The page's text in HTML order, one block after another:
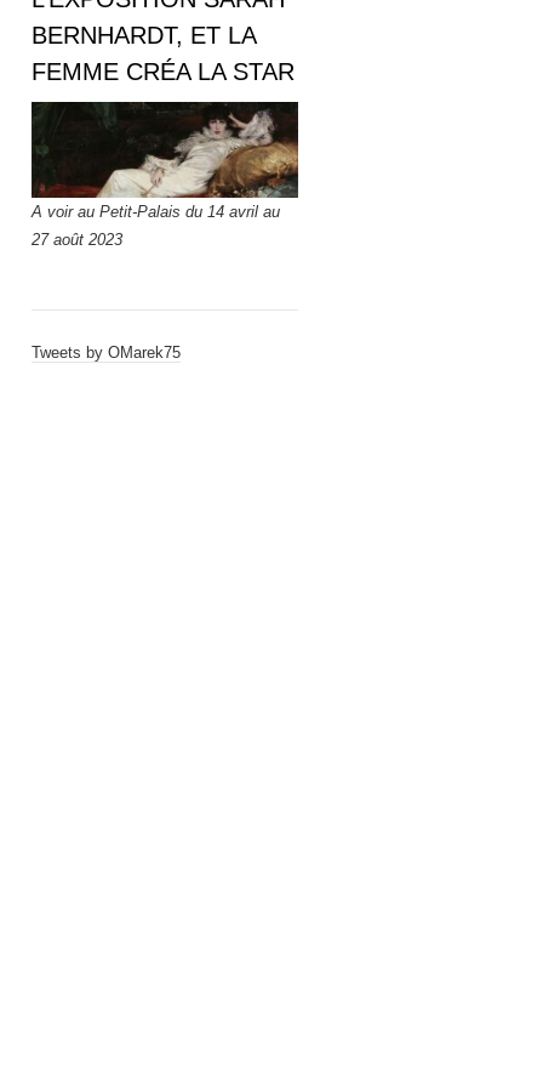
BERNHARDT, ET LA
FEMME CRÉA LA STAR
A voir au Petit-Palais du 14 avril au
27 août 2023
Tweets by OMarek75